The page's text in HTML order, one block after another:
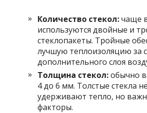
Количество стекол:чаще
используются двойные и
стеклопакеты. Тройные
лучшую теплоизоляцию за
дополнительного слоя
Толщина стекол:обычно
4 до 6 мм. Толстые стекла
удерживают тепло, но
факторы.